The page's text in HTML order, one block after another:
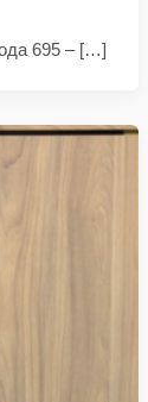
695 – […]